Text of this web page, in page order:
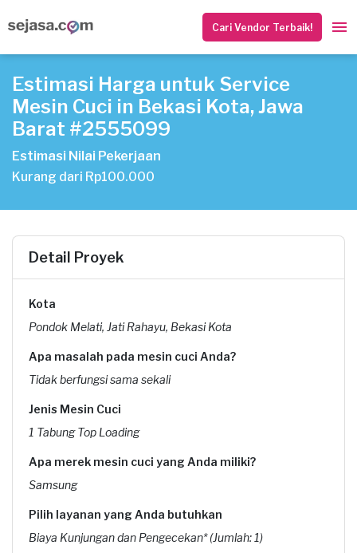
Cari Vendor Terbaik!
Estimasi Harga untuk Service
Mesin Cuci in Bekasi Kota, Jawa
Barat #2555099
Estimasi Nilai Pekerjaan
Kurang dari Rp100.000
Detail Proyek
Kota
Pondok Melati, Jati Rahayu, Bekasi Kota
Apa masalah pada mesin cuci Anda?
Tidak berfungsi sama sekali
Jenis Mesin Cuci
1 Tabung Top Loading
Apa merek mesin cuci yang Anda miliki?
Samsung
Pilih layanan yang Anda butuhkan
Biaya Kunjungan dan Pengecekan* (Jumlah: 1)